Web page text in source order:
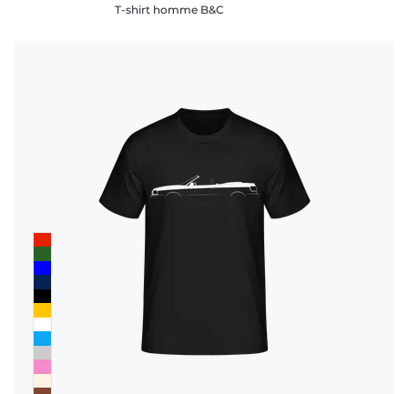
T-shirt homme B&C